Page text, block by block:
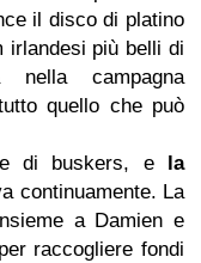
il disco di platino
irlandesi più belli di
nella campagna
quello che può
di buskers, e la
continuamente. La
a Damien e
raccogliere fondi